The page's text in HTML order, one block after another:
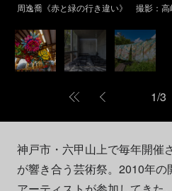
周逸喬《赤と緑の行き違い》 撮影：
1/3
神戸市・六甲山上で毎年開催
が響き合う芸術祭。2010年